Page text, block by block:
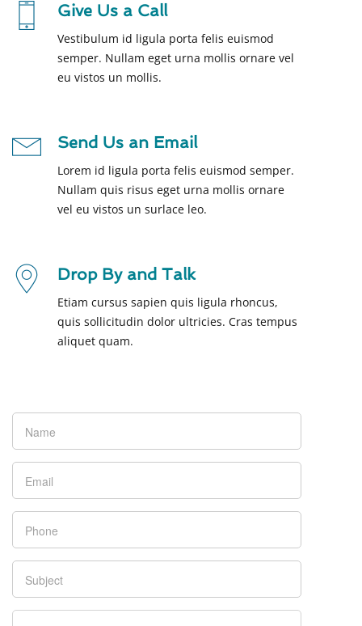
Give Us a Call
Vestibulum id ligula porta felis euismod
semper. Nullam eget urna mollis ornare vel
eu vistos un mollis.
Send Us an Email
Lorem id ligula porta felis euismod semper.
Nullam quis risus eget urna mollis ornare
vel eu vistos un surlace leo.
Drop By and Talk
Etiam cursus sapien quis ligula rhoncus,
quis sollicitudin dolor ultricies. Cras tempus
aliquet quam.